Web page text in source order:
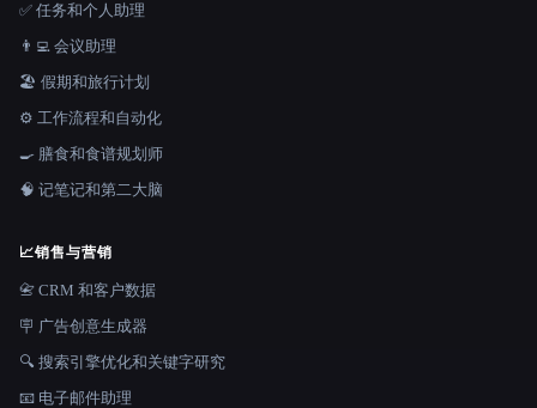
✅ 任务和个人助理
👨‍💻 会议助理
🏖 假期和旅行计划
⚙️ 工作流程和自动化
🍳 膳食和食谱规划师
🧠 记笔记和第二大脑
📈销售与营销
📇 CRM 和客户数据
🪧 广告创意生成器
🔍 搜索引擎优化和关键字研究
📧 电子邮件助理